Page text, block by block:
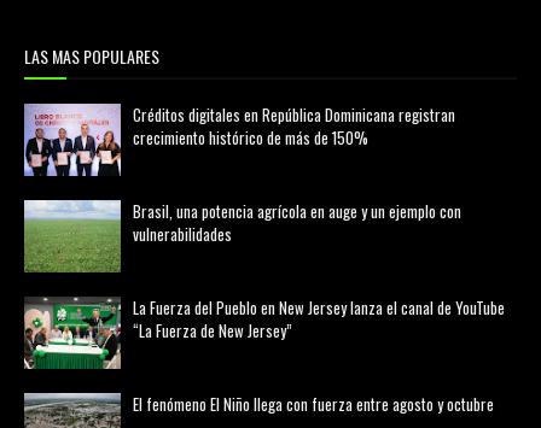
LAS MAS POPULARES
Créditos digitales en República Dominicana registran
crecimiento histórico de más de 150%
Brasil, una potencia agrícola en auge y un ejemplo con
vulnerabilidades
La Fuerza del Pueblo en New Jersey lanza el canal de YouTube
“La Fuerza de New Jersey”
El fenómeno El Niño llega con fuerza entre agosto y octubre